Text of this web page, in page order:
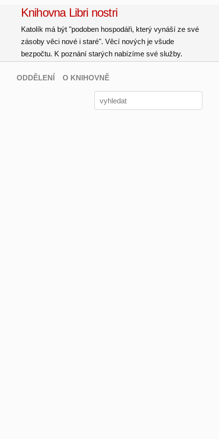
Knihovna Libri nostri
Katolík má být "podoben hospodáři, který vynáší ze své
zásoby věci nové i staré". Věcí nových je všude
bezpočtu. K poznání starých nabízíme své služby.
ODDĚLENÍ O KNIHOVNĚ